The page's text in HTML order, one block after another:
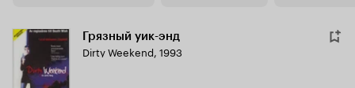
Грязный уик-энд
Dirty Weekend, 1993